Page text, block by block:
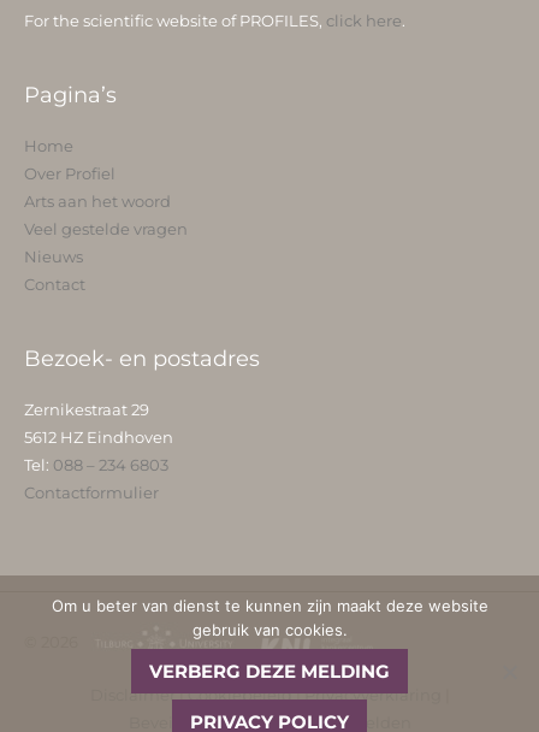
For the scientific website of PROFILES, click here
Pagina’s
Home
Over Profiel
Arts aan het woord
Veel gestelde vragen
Nieuws
Contact
Bezoek- en postadres
Zernikestraat 29
5612 HZ Eindhoven
Tel: 088 – 234 6803
Contactformulier
Disclaimer|Cookiebeleid|Privacyverklaring
Beveiligingskwetsbaarheid melden
Om u beter van dienst te kunnen zijn maakt deze website
gebruik van cookies.
VERBERG DEZE MELDING
PRIVACY POLICY